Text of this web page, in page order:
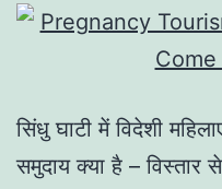
सिंधु घाटी में विदेशी
समुदाय क्या है – विस्तार